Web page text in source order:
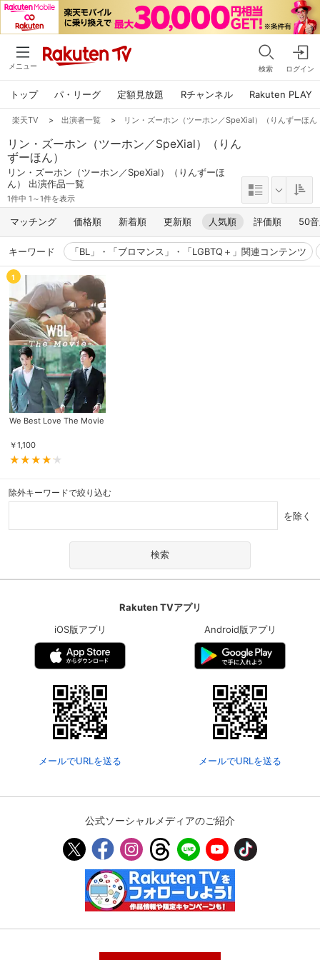
メニュー 検索 ログイン
トップ パ・リーグ 定額見放題 Rチャンネル Rakuten PLAY
楽天TV > 出演者一覧 > リン・ズーホン（ツーホン／SpeXial）（りんずーほん
リン・ズーホン（ツーホン／SpeXial）（りん
ずーほん）
リン・ズーホン（ツーホン／SpeXial）（りんずーほ
ん） 出演作品一覧
1件中 1～1件を表示
マッチング 価格順 新着順 更新順 人気順 評価順 50
キーワード 「BL」・「ブロマンス」・「LGBTQ＋」関連コンテンツ
1
We Best Love The Movie
￥1,100
除外キーワードで絞り込む
を除く
Rakuten TVアプリ
iOS版アプリ
メールでURLを送る
Android版アプリ
メールでURLを送る
公式ソーシャルメディアのご紹介